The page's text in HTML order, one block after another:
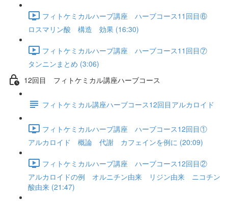
フィトケミカルハーブ講座 ハーブコース11回目⑥
ロスマリン酸 構造 効果 (16:30)
フィトケミカルハーブ講座 ハーブコース11回目⑦
タンニンまとめ (3:06)
12回目 フィトケミカル講座ハーブコース
フィトケミカル講座ハーブコース12回目アルカロイド
フィトケミカルハーブ講座 ハーブコース12回目①
アルカロイド 概論 代謝 カフェインを例に (20:09)
フィトケミカルハーブ講座 ハーブコース12回目②
アルカロイドの例 オルニチン由来 リジン由来 ニコチン
酸由来 (21:47)